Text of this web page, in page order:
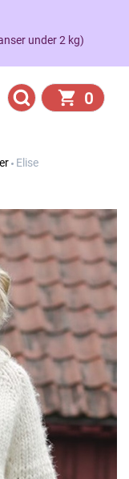
under 2 kg)
0
Elise